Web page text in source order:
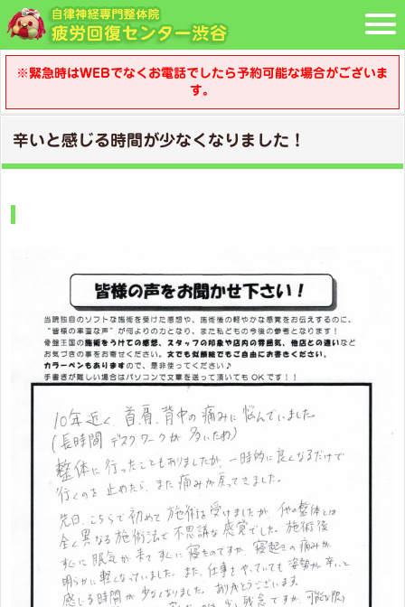
※緊急時はWEBでなくお電話でしたら予約可能な場合がございま
す。
辛いと感じる時間が少なくなりました！